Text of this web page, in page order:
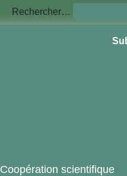
Rechercher…
Coopération scientifique